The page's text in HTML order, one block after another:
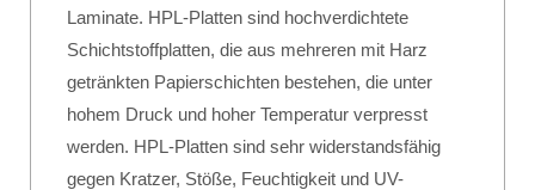
Laminate. HPL-Platten sind hochverdichtete
Schichtstoffplatten, die aus mehreren mit Harz
getränkten Papierschichten bestehen, die unter
hohem Druck und hoher Temperatur verpresst
werden. HPL-Platten sind sehr widerstandsfähig
gegen Kratzer, Stöße, Feuchtigkeit und UV-